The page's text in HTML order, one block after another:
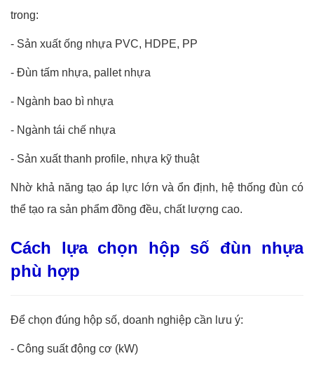
trong:
- Sản xuất ống nhựa PVC, HDPE, PP
- Đùn tấm nhựa, pallet nhựa
- Ngành bao bì nhựa
- Ngành tái chế nhựa
- Sản xuất thanh profile, nhựa kỹ thuật
Nhờ khả năng tạo áp lực lớn và ổn định, hệ thống đùn có
thể tạo ra sản phẩm đồng đều, chất lượng cao.
Cách lựa chọn hộp số đùn nhựa
phù hợp
Để chọn đúng hộp số, doanh nghiệp cần lưu ý:
- Công suất động cơ (kW)